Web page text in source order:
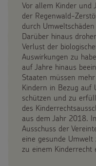
Vor allem Kinder und
der Regenwald-
durch
Darüber hinaus
Verlust der
Auswirkungen zu
auf Jahre hinaus
Staaten müssen
Kindern in Bezug auf
schützen und zu
des
aus dem Jahr 2018.
Ausschuss der
eine gesunde
zu einem Kinderrecht